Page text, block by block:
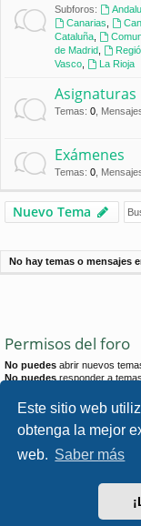
Este sitio web
obtenga la mejor
web. Saber más
os
Subforos:
Canarias
Cataluña
de Madrid
Vasco
La Rioja
Asignaturas
Temas: 0
Exámenes
Temas: 0
Nuevo Tema
No hay temas o mensajes
Permisos del foro
No puedes abrir nuevos
No puedes responder a
No puedesborrar sus
No puedesenviar adjuntos
Foro de Ingenieria Civil